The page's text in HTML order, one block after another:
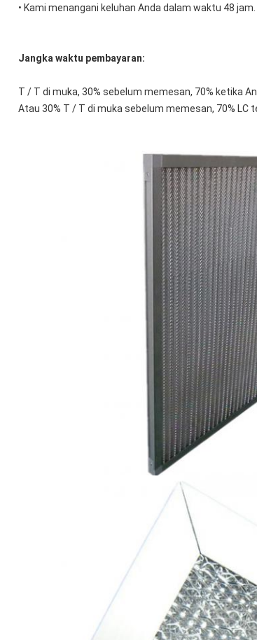
• Kami menangani keluhan Anda dalam waktu 48 jam.
Jangka waktu pembayaran:
T / T di muka, 30% sebelum memesan, 70% ketika
Atau 30% T / T di muka sebelum memesan, 70% LC